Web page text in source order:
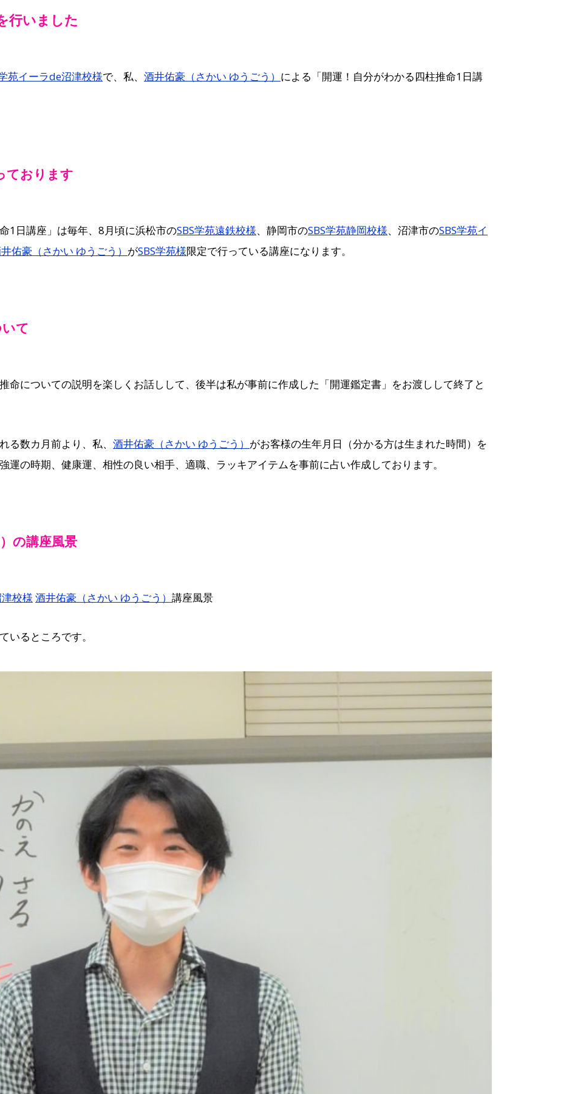
行いました
苑イーラde沼津校様で、私、 酒井佑豪（さかい ゆうごう） による「開運！自分がわかる四柱推命1日講
ております
1日講座」は毎年、8月頃に浜松市のSBS学苑遠鉄校様、静岡市のSBS学苑静岡校様、沼津市のSBS学苑イ
佑豪（さかい ゆうごう） がSBS学苑様限定で行っている講座になります。
て
命についての説明を楽しくお話しして、後半は私が事前に作成した「開運鑑定書」をお渡しして終了と
る数カ月前より、私、 酒井佑豪（さかい ゆうごう） がお客様の生年月日（分かる方は生まれた時間）を
運の時期、健康運、相性の良い相手、適職、ラッキアイテムを事前に占い作成しております。
の講座風景
校様 酒井佑豪（さかい ゆうごう） 講座風景
るところです。